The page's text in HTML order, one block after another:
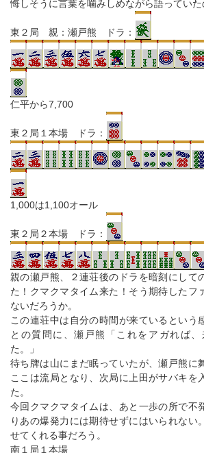
悔しそうに言葉を噛みしめながら語っていた
東２局 親：瀬戸熊 ドラ：
仁平から7,700
東２局１本場 ドラ：
1,000は1,100オール
東２局２本場 ドラ：
親の瀬戸熊、２連荘後のドラを暗刻にして
た！クマクマタイム来た！そう期待したフ
ないだろうか。
この連荘中は自分の時間が来ているという
との質問に、瀬戸熊「これをアガれば
た。」
待ち牌は山にまだ眠っていたが、瀬戸熊に
ここは流局となり、次局に上田がサバキを
た。
今回クマクマタイムは、あと一歩の所で不
りあの爆発力には期待せずにはいられない
せてくれる事だろう。
南１局１本場